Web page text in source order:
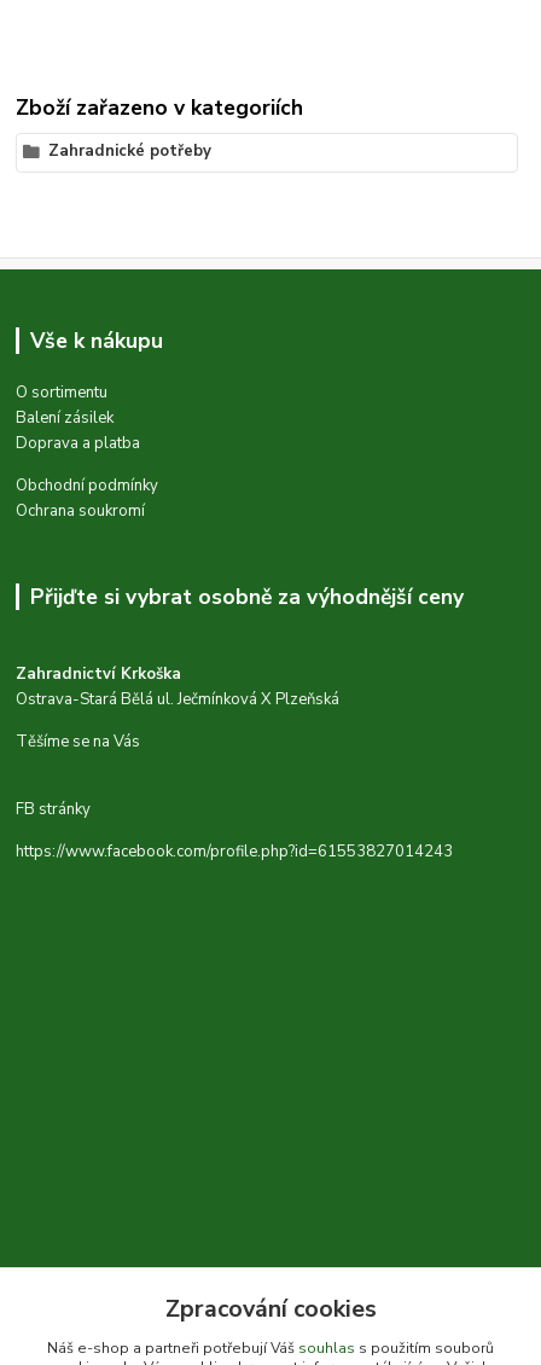
Zboží zařazeno v kategoriích
Zahradnické potřeby
Vše k nákupu
O sortimentu
Balení zásilek
Doprava a platba
Obchodní podmínky
Ochrana soukromí
Přijďte si vybrat osobně za výhodnější ceny
Zahradnictví Krkoška
Ostrava-Stará Bělá ul. Ječmínková X Plzeňská
Těšíme se na Vás
FB stránky
https://www.facebook.com/profile.php?id=61553827014243
+420 604 310 066
Zpracování cookies
Náš e-shop a partneři potřebují Váš souhlas s použitím souborů